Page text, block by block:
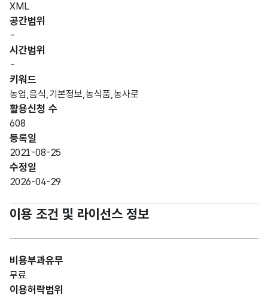
XML
공간범위
-
시간범위
-
키워드
농업,음식,기본정보,농식품,농사로
활용신청 수
608
등록일
2021-08-25
수정일
2026-04-29
이용 조건 및 라이선스 정보
비용부과유무
무료
이용허락범위